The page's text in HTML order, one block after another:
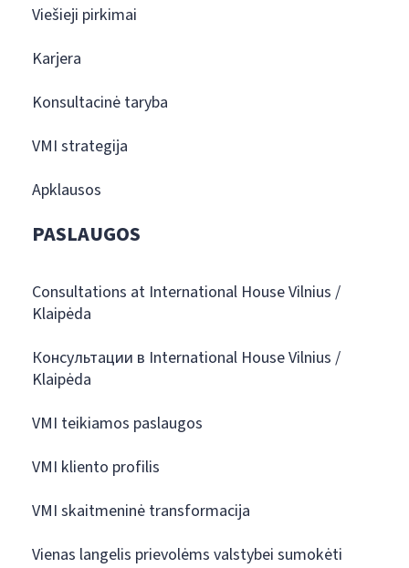
Viešieji pirkimai
Karjera
Konsultacinė taryba
VMI strategija
Apklausos
PASLAUGOS
Consultations at International House Vilnius /
Klaipėda
Консультации в International House Vilnius /
Klaipėda
VMI teikiamos paslaugos
VMI kliento profilis
VMI skaitmeninė transformacija
Vienas langelis prievolėms valstybei sumokėti